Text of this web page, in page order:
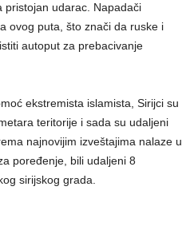
pristojan udarac. Napadači
ovog puta, što znači da ruske i
autoput za prebacivanje
ekstremista islamista, Sirijci su
teritorije i sada su udaljeni
najnovijim izveštajima nalaze u
poređenje, bili udaljeni 8
sirijskog grada.